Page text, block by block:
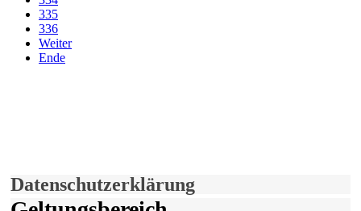
335
336
Weiter
Ende
Datenschutzerklärung